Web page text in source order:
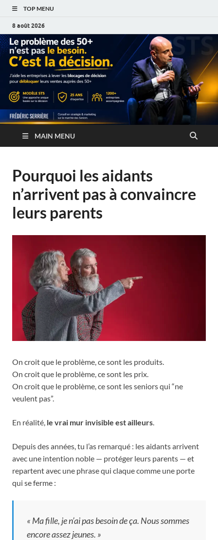
TOP MENU
8 août 2026
MAIN MENU
Pourquoi les aidants
n’arrivent pas à convaincre
leurs parents
On croit que le problème, ce sont les produits.
On croit que le problème, ce sont les prix.
On croit que le problème, ce sont les seniors qui “ne
veulent pas”.
En réalité, le vrai mur invisible est ailleurs
Depuis des années, tu l’as remarqué : les aidants arrivent
avec une intention noble — protéger leurs parents — et
repartent avec une phrase qui claque comme une porte
qui se ferme :
« Ma fille, je n’ai pas besoin de ça. Nous sommes
encore assez jeunes. »